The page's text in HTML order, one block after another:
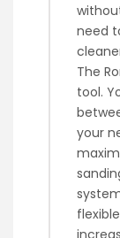
need
The
tool.
your